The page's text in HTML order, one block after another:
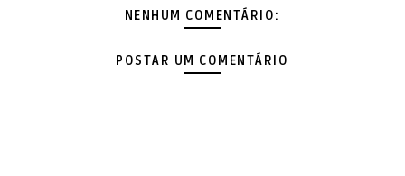
NENHUM COMENTÁRIO:
POSTAR UM COMENTÁRIO